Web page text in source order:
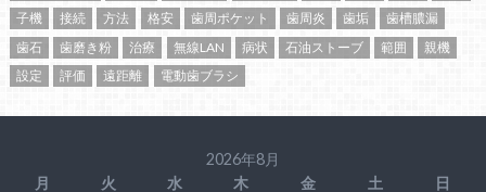
子機
接続 方法 格安 歯周ポケット 歯周炎 歯垢
歯槽膿漏
歯石
歯磨き粉 治療 無線LAN 病状 石油ストーブ 範囲
親機
設定
評価 遠距離 電動歯ブラシ
2026年8月
月
火 水 木 金 土
日